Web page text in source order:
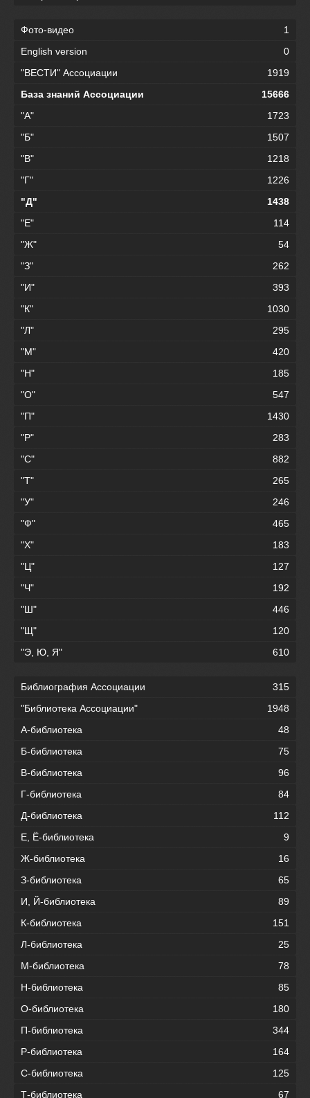
Фото-видео
1
English version
0
"ВЕСТИ" Ассоциации
1919
База знаний Ассоциации
15666
"А"
1723
"Б"
1507
"В"
1218
"Г"
1226
"Д"
1438
"Е"
114
"Ж"
54
"З"
262
"И"
393
"К"
1030
"Л"
295
"М"
420
"Н"
185
"О"
547
"П"
1430
"Р"
283
"С"
882
"Т"
265
"У"
246
"Ф"
465
"Х"
183
"Ц"
127
"Ч"
192
"Ш"
446
"Щ"
120
"Э, Ю, Я"
610
Библиография Ассоциации
315
"Библиотека Ассоциации"
1948
А-библиотека
48
Б-библиотека
75
В-библиотека
96
Г-библиотека
84
Д-библиотека
112
Е, Ё-библиотека
9
Ж-библиотека
16
З-библиотека
65
И, Й-библиотека
89
К-библиотека
151
Л-библиотека
25
М-библиотека
78
Н-библиотека
85
О-библиотека
180
П-библиотека
344
Р-библиотека
164
С-библиотека
125
Т-библиотека
67